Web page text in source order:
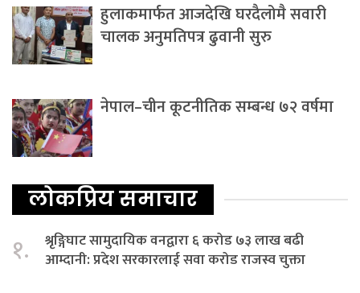
हुलाकमार्फत आजदेखि घरदैलोमै सवारी
चालक अनुमतिपत्र ढुवानी सुरु
नेपाल–चीन कूटनीतिक सम्बन्ध ७२ वर्षमा
लोकप्रिय समाचार
१.
श्रृङ्गिघाट सामुदायिक वनद्वारा ६ करोड ७३ लाख बढी
आम्दानी: प्रदेश सरकारलाई सवा करोड राजस्व चुक्ता